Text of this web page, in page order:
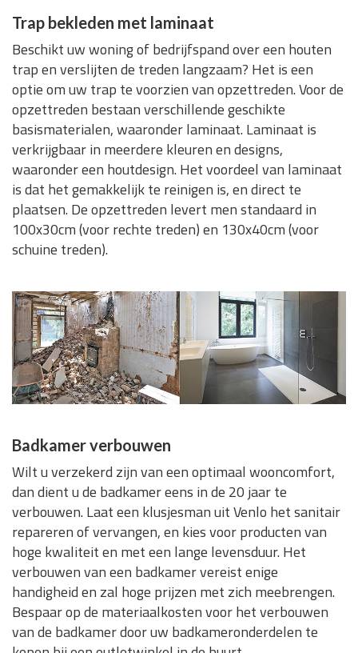
Trap bekleden met laminaat
Beschikt uw woning of bedrijfspand over een houten
trap en verslijten de treden langzaam? Het is een
optie om uw trap te voorzien van opzettreden. Voor de
opzettreden bestaan verschillende geschikte
basismaterialen, waaronder laminaat. Laminaat is
verkrijgbaar in meerdere kleuren en designs,
waaronder een houtdesign. Het voordeel van laminaat
is dat het gemakkelijk te reinigen is, en direct te
plaatsen. De opzettreden levert men standaard in
100x30cm (voor rechte treden) en 130x40cm (voor
schuine treden).
Badkamer verbouwen
Wilt u verzekerd zijn van een optimaal wooncomfort,
dan dient u de badkamer eens in de 20 jaar te
verbouwen. Laat een klusjesman uit Venlo het sanitair
repareren of vervangen, en kies voor producten van
hoge kwaliteit en met een lange levensduur. Het
verbouwen van een badkamer vereist enige
handigheid en zal hoge prijzen met zich meebrengen.
Bespaar op de materiaalkosten voor het verbouwen
van de badkamer door uw badkameronderdelen te